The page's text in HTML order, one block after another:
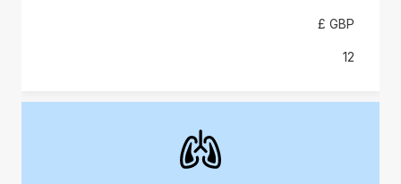
GBP £